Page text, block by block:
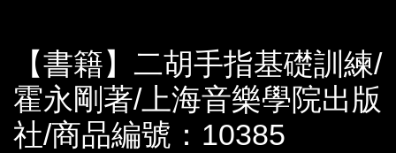
【書籍】二胡手指基礎訓練/
霍永剛著/上海音樂學院出版
社/商品編號：10385